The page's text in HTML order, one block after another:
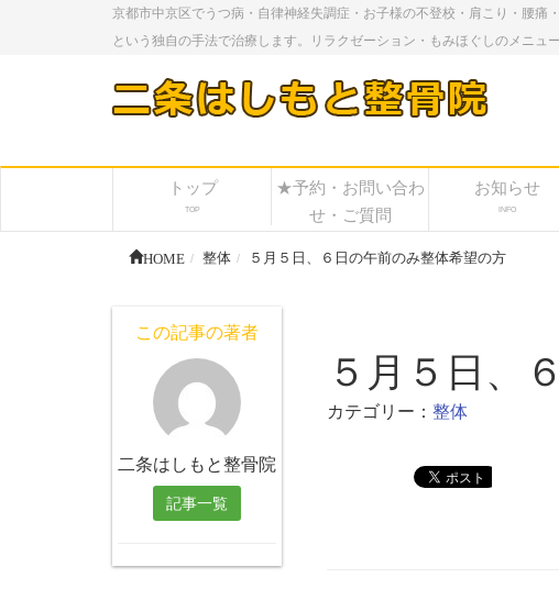
京都市中京区でうつ病・自律神経失調症・お子様の不登校・肩こり・腰
という独自の手法で治療します。リラクゼーション・もみほぐしのメニュー
トップ
TOP
★予約・お問い合わ
せ・ご質問
お知らせ
INFO
HOME 整体 ５月５日、６日の午前のみ整体希望の方
５月５日、
カテゴリー： 整体
この記事の著者
二条はしもと整骨院
記事一覧